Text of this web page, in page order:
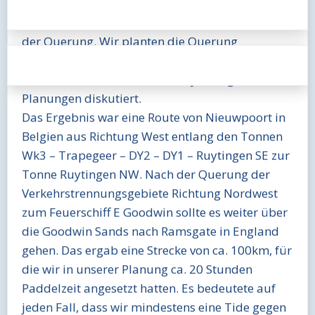
der Querung. Wir planten die Querung
Planungen diskutiert.
Das Ergebnis war eine Route von Nieuwpoort in
Belgien aus Richtung West entlang den Tonnen
Wk3 – Trapegeer – DY2 – DY1 – Ruytingen SE zur
Tonne Ruytingen NW. Nach der Querung der
Verkehrstrennungsgebiete Richtung Nordwest
zum Feuerschiff E Goodwin sollte es weiter über
die Goodwin Sands nach Ramsgate in England
gehen. Das ergab eine Strecke von ca. 100km, für
die wir in unserer Planung ca. 20 Stunden
Paddelzeit angesetzt hatten. Es bedeutete auf
jeden Fall, dass wir mindestens eine Tide gegen